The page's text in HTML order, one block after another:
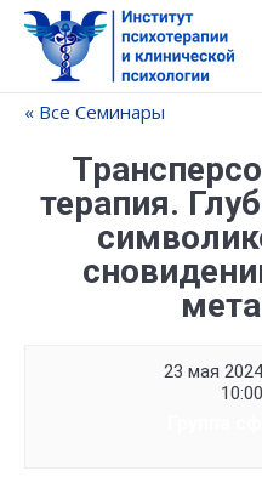
« Все Семинары
терапия.
23 мая